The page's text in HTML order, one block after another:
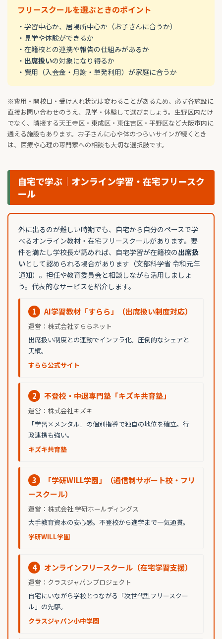
フリースクールを選ぶときのポイント
・学習中心か、居場所中心か（お子さんに合うか）
・見学や体験ができるか
・在籍校との連携や報告の仕組みがあるか
・ 出席扱いの対象になり得るか
・費用（入会金・月謝・単発利用）が家庭に合うか
※費用・開校日・受け入れ状況は変わることがあるため、必ず各施設に
直接お問い合わせのうえ、見学・体験して選びましょう。生野区内だけ
でなく、隣接する天王寺区・東成区・東住吉区・平野区など大阪市内に
通える施設もあります。お子さんに心や体のつらいサインが続くとき
は、医療や心理の専門家への相談も大切な選択肢です。
自宅で学ぶ｜オンライン学習・在宅フリースク
ール
外に出るのが難しい時期でも、自宅から自分のペースで学
べるオンライン教材・在宅フリースクールがあります。要
件を満たし学校長が認めれば、自宅学習が在籍校の出席扱
いとして認められる場合があります（文部科学省 令和元年
通知）。担任や教育委員会と相談しながら活用しましょ
う。代表的なサービスを紹介します。
1 AI学習教材「すらら」（出席扱い制度対応）
運営：株式会社すららネット
出席扱い制度との連動でインフラ化。圧倒的なシェアと
実績。
すらら公式サイト
2 不登校・中退専門塾「キズキ共育塾」
運営：株式会社キズキ
「学習×メンタル」の個別指導で独自の地位を確立。行
政連携も強い。
キズキ共育塾
3
「学研WILL学園」（通信制サポート校・フリ
ースクール）
運営：株式会社 学研ホールディングス
大手教育資本の安心感。不登校から進学まで一気通貫。
学研WILL学園
4 オンラインフリースクール（在宅学習支援）
運営：クラスジャパンプロジェクト
自宅にいながら学校とつながる「次世代型フリースクー
ル」の先駆。
クラスジャパン小中学園